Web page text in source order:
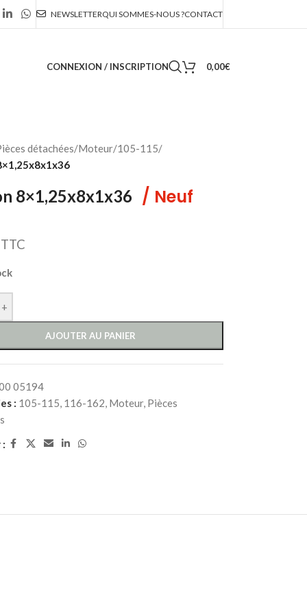
NEWSLETTERQUI SOMMES-NOUS ?CONTACT
CONNEXION / INSCRIPTION 0,00€
détachées/Moteur/105-115/
8×1,25x8x1x36 / Neuf
TTC
+
AJOUTER AU PANIER
05194
: 105-115, 116-162, Moteur, Pièces
: